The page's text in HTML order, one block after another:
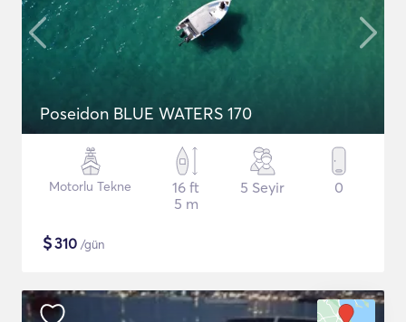
Poseidon BLUE WATERS 170
Motorlu Tekne
16 ft
5 m
5 Seyir 0
$310 /gün